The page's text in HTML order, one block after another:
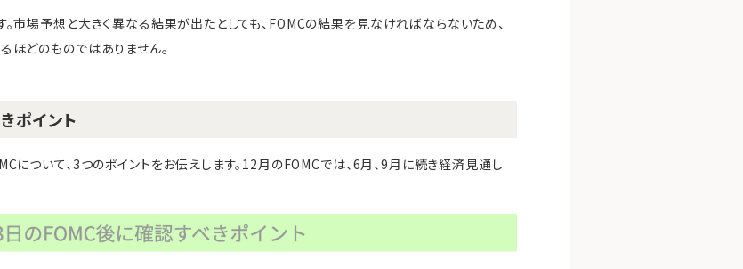
市場予想と大きく異なる結果が出たとしても、FOMCの結果を見なければならないため、
どのものではありません。
ポイント
について、3つのポイントをお伝えします。12月のFOMCでは、6月、9月に続き経済見通し